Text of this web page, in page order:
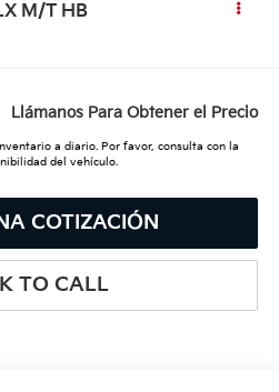
M/T HB
Llámanos Para Obtener el Precio
a diario. Por favor, consulta con la
del vehículo.
COTIZACIÓN
TO CALL